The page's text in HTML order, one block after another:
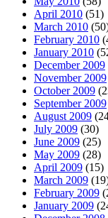
April 2010 (51)
March 2010
February 2010
January 2010
December 2009
November 2009
October 2009
September 2009
August 2009
July 2009 (30)
June 2009 (25)
May 2009 (28)
April 2009 (15)
March 2009
February 2009
January 2009